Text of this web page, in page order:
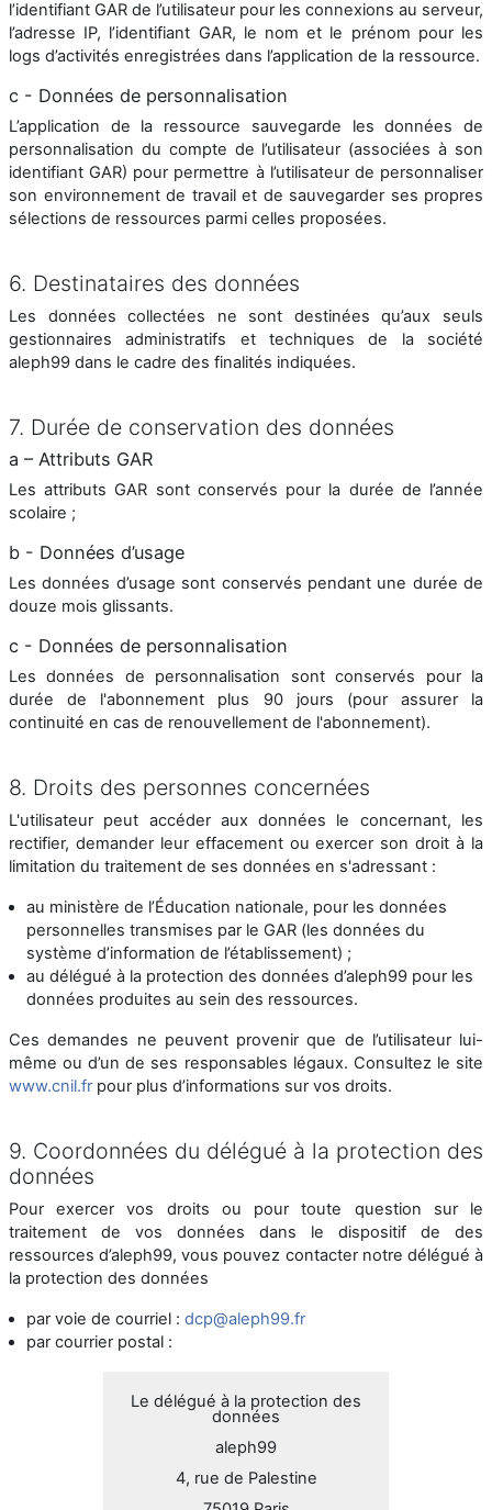
l’identifiant GAR de l’utilisateur pour les connexions au serveur,
l’adresse IP, l’identifiant GAR, le nom et le prénom pour les
logs d’activités enregistrées dans l’application de la ressource.
c - Données de personnalisation
L’application de la ressource sauvegarde les données de
personnalisation du compte de l’utilisateur (associées à son
identifiant GAR) pour permettre à l’utilisateur de personnaliser
son environnement de travail et de sauvegarder ses propres
sélections de ressources parmi celles proposées.
6. Destinataires des données
Les données collectées ne sont destinées qu’aux seuls
gestionnaires administratifs et techniques de la société
aleph99 dans le cadre des finalités indiquées.
7. Durée de conservation des données
a – Attributs GAR
Les attributs GAR sont conservés pour la durée de l’année
scolaire ;
b - Données d’usage
Les données d’usage sont conservés pendant une durée de
douze mois glissants.
c - Données de personnalisation
Les données de personnalisation sont conservés pour la
durée de l'abonnement plus 90 jours (pour assurer la
continuité en cas de renouvellement de l'abonnement).
8. Droits des personnes concernées
L'utilisateur peut accéder aux données le concernant, les
rectifier, demander leur effacement ou exercer son droit à la
limitation du traitement de ses données en s'adressant :
au ministère de l’Éducation nationale, pour les données
personnelles transmises par le GAR (les données du
système d’information de l’établissement) ;
au délégué à la protection des données d’aleph99 pour les
données produites au sein des ressources.
Ces demandes ne peuvent provenir que de l’utilisateur lui-
même ou d’un de ses responsables légaux. Consultez le site
www.cnil.fr pour plus d’informations sur vos droits.
9. Coordonnées du délégué à la protection des
données
Pour exercer vos droits ou pour toute question sur le
traitement de vos données dans le dispositif de des
ressources d’aleph99, vous pouvez contacter notre délégué à
la protection des données
par voie de courriel : dcp@aleph99.fr
par courrier postal :
Le délégué à la protection des
données
aleph99
4, rue de Palestine